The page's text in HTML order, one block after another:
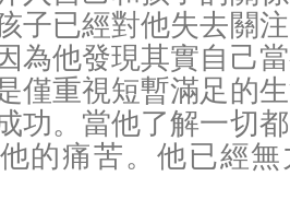
子已經對他失去關
為他發現其實自己
僅重視短暫滿足的
功。當他了解一切
的痛苦。他已經